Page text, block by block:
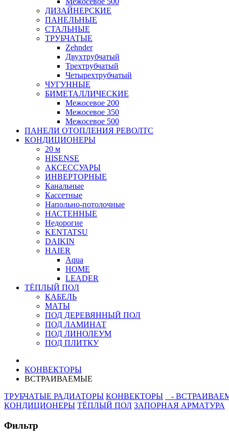
ДИЗАЙНЕРСКИЕ
ПАНЕЛЬНЫЕ
СТАЛЬНЫЕ
ТРУБЧАТЫЕ
Zehnder
Двухтрубчатый
Трехтрубчатый
Четырехтрубчатый
ЧУГУННЫЕ
БИМЕТАЛЛИЧЕСКИЕ
Межосевое 200
Межосевое 350
Межосевое 500
ПАНЕЛИ ОТОПЛЕНИЯ РЕВОЛТС
КОНДИЦИОНЕРЫ
20 м
HISENSE
АКСЕССУАРЫ
ИНВЕРТОРНЫЕ
Канальные
Кассетные
Напольно-потолочные
НАСТЕННЫЕ
Недорогие
KENTATSU
DAIKIN
HAIER
Aqua
HOME
LEADER
ТЁПЛЫЙ ПОЛ
КАБЕЛЬ
МАТЫ
ПОД ДЕРЕВЯННЫЙ ПОЛ
ПОД ЛАМИНАТ
ПОД ЛИНОЛЕУМ
ПОД ПЛИТКУ
КОНВЕКТОРЫ
ВСТРАИВАЕМЫЕ
ТРУБЧАТЫЕ РАДИАТОРЫ КОНВЕКТОРЫ -
КОНДИЦИОНЕРЫ ТЁПЛЫЙ ПОЛ ЗАПОРНАЯ АРМАТУРА
Фильтр